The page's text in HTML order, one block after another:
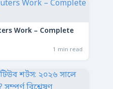
Work – Complete
1 min read